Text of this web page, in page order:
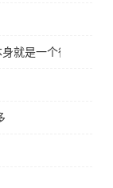
就是一个很大的遗